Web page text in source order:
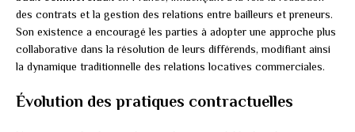
des contrats et la gestion des relations entre bailleurs et preneurs.
Son existence a encouragé les parties à adopter une approche plus
collaborative dans la résolution de leurs différends, modifiant ainsi
la dynamique traditionnelle des relations locatives commerciales.
Évolution des pratiques contractuelles